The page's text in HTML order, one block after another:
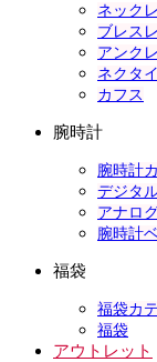
ネック
ブレス
アンク
ネクタ
カフス
腕時計
腕時計
デジタ
アナロ
腕時計
福袋
福袋カ
福袋
アウトレット